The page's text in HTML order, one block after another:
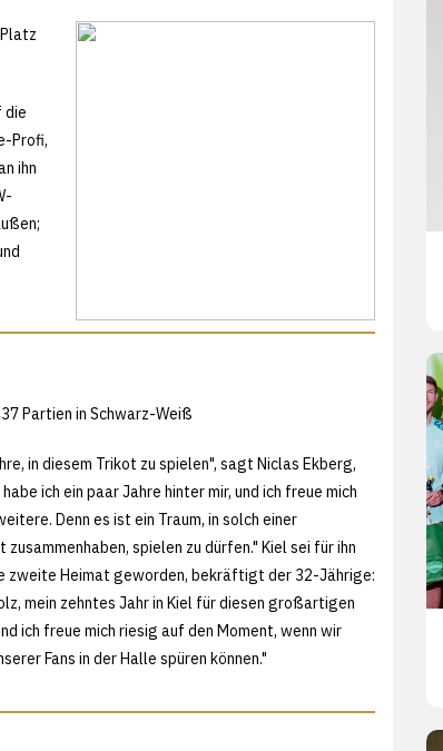
die
Profi,
ihn
Partien in Schwarz-Weiß
in diesem Trikot zu spielen", sagt Niclas Ekberg,
ich ein paar Jahre hinter mir, und ich freue mich
Denn es ist ein Traum, in solch einer
spielen zu dürfen." Kiel sei für ihn
zweite Heimat geworden, bekräftigt der 32-Jährige:
mein zehntes Jahr in Kiel für diesen großartigen
ich freue mich riesig auf den Moment, wenn wir
Fans in der Halle spüren können."